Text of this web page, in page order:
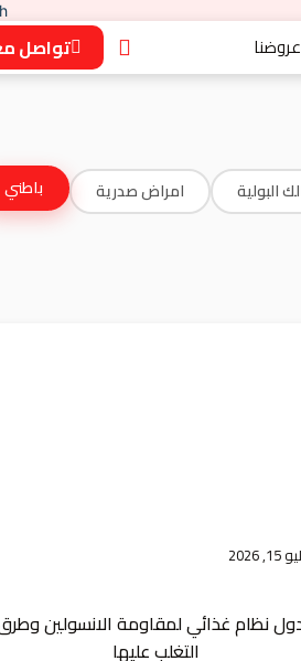
عروضنا تواصل
البولية امراض صدرية
باطني
2026
نظام غذائي لمقاومة الانسولين
التغلب عليها